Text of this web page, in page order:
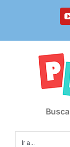
Ir a...